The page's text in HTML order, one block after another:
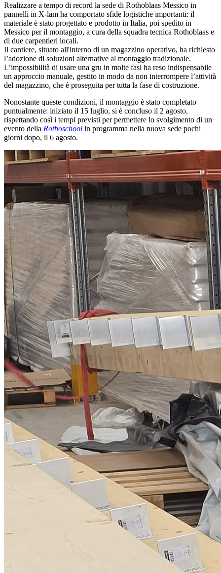
Realizzare a tempo di record la sede di Rothoblaas Messico in
pannelli in X-lam ha comportato sfide logistiche importanti: il
materiale è stato progettato e prodotto in Italia, poi spedito in
Messico per il montaggio, a cura della squadra tecnica Rothoblaas e
di due carpentieri locali.
Il cantiere, situato all'interno di un magazzino operativo, ha richiesto
l’adozione di soluzioni alternative al montaggio tradizionale.
L’impossibilità di usare una gru in molte fasi ha reso indispensabile
un approccio manuale, gestito in modo da non interrompere l’attività
del magazzino, che è proseguita per tutta la fase di costruzione.
Nonostante queste condizioni, il montaggio è stato completato
puntualmente: iniziato il 15 luglio, si è concluso il 2 agosto,
rispettando così i tempi previsti per permettere lo svolgimento di un
evento della Rothoschool in programma nella nuova sede pochi
giorni dopo, il 6 agosto.